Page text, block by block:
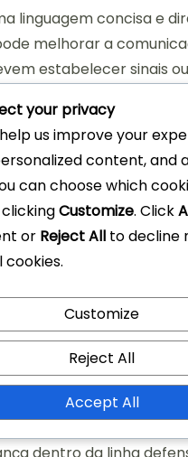
linguagem concisa e
melhorar a
estabelecer sinais
mensagens rapidamente.
da equipa também
de
os jogadores.
confiança na
desempenha um papel
da confiança da equipa,
em situações de alta
calma e decisividade,
dentro da linha
your privacy
us improve your
content, and
can choose which
Customize. Click
or Reject All to decline
cookies.
Customize
Reject All
Accept All